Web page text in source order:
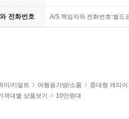
전화번호 A/S 책임자와 전화번호:별도
미/키덜트 여행용가방/소품
중대형 캐리어
격대별 상품보기 10만원대